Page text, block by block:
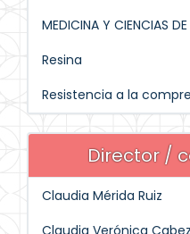
MEDICINA Y CIENCIAS DE
Resina
Resistencia a la
Director /
Claudia Mérida Ruiz
Claudia Verónica